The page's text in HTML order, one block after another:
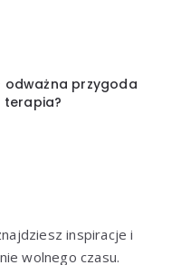
odważna przygoda
terapia?
inspiracje i
wolnego czasu.